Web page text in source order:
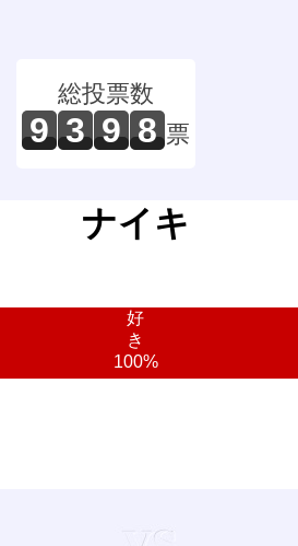
総投票数
9 3 9 8 票
ナイキ
好
き
100%